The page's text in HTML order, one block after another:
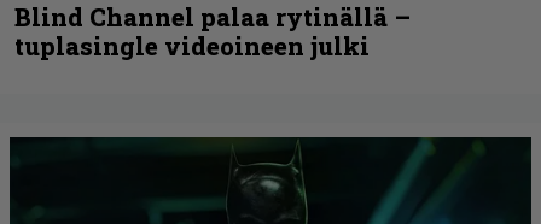
Blind Channel palaa rytinällä –
tuplasingle videoineen julki